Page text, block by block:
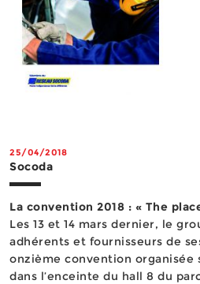
25/04/2018
Socoda
La convention 2018 : « The
Les 13 et 14 mars dernier, le
adhérents et fournisseurs de
onzième convention organisée
dans l’enceinte du hall 8 du